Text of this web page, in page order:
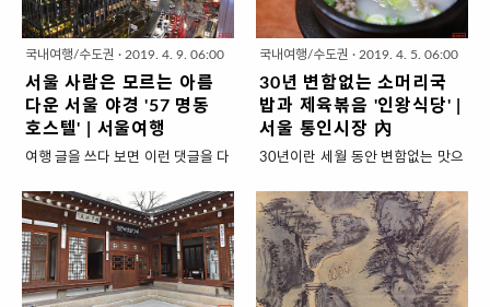
요. 주변으로 볼거리가 무지막지하
게 많아서 2박3일 코스로 계획 잡아
돌아보는 것도 좋아요. 토요일 동묘
시장의 풍경. 주말은 ..
데, 세계 최초의 신제품과 패션 트랜
드를 전시하고 각종 공연과 문화전
시도 함께 하는 곳이더라고요. 사람
은 나면 서울로 가라는 말을 요즘 실
감..
반에 늘 문이 열려있는 공공기관이
라 조카더러 화장실 갔다 나오랬더
거예요. 그래서 저도 찾으러 들어갔
다가 같이 신나게 놀다 나왔습니다.
특별한 홍보가 없어 전혀 몰랐는데
이렇게 재미난 곳을, 그것도 서울 정
국인 친구가 오거나, 아니 한국인끼
리 놀러 가도 참 재밌을 거예요. 여
기는 한국관광공사 서울센터 입구.
K-STYLE HUB라는 문구가 그냥
한국 관광을 홍보하는 거겠거니 했
탕) 집입니다. 지금도 남북이 모여
회담을 나눌 때, 북측 인사가 종종
이 일어나기 전부터 자주 먹던 음식
은 거의 90년이 흐른 지금에서도 늘
궁금하고 먹고싶은 음식이었나 봅
니다. 용금옥은 서울식 추어탕을 파
같은 맛을 이어 내려오고 있어요. 최
근 방송에는 에서 4뚱들이 극찬을
하면서 먹었습니다. 심지어 방송 끝
나고 포장까지 해갔다고 하죠. 종종
정치인, 연극인, 방송인, 배우 등 거
국내여행/수도권 · 2019. 4. 9. 06:00
서울 사람은 모르는 아름
다운 서울 야경 '57 명동
호스텔' | 서울여행
여행 글을 쓰다 보면 이런 댓글을 다
거기 안 가요." 이 말에 일부분 동의
합니다. 현지인은 집에서 밥 먹고 잘
테니까요. 제주도 사람이 우도에서
땅콩 아이스크림을 먹고 신라호텔
에서 숙박할 일이 많지 않을 테고,
국내여행/수도권 · 2019. 4. 5. 06:00
30년 변함없는 소머리국
밥과 제육볶음 '인왕식당' |
서울 통인시장 內
30년이란 세월 동안 변함없는 맛으
운 일입니다. 그만큼 확보된 단골이
많을 테고, 전부는 아니어도 이집 음
식 맛을 좋아하는 사람이 비교적 많
다는 이야기겠죠. 서울 종로에 있는
통인시장에는 '인왕식당'이란 작은